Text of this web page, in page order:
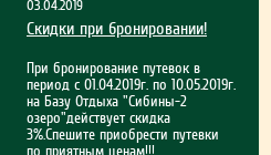
03.04.2019
Скидки при бронировании!
При бронирование путевок в
период с 01.04.2019г. по 10.05.2019г.
на Базу Отдыха "Сибины-2
озеро"действует скидка
3%.Спешите приобрести путевки
по приятным ценам!!!